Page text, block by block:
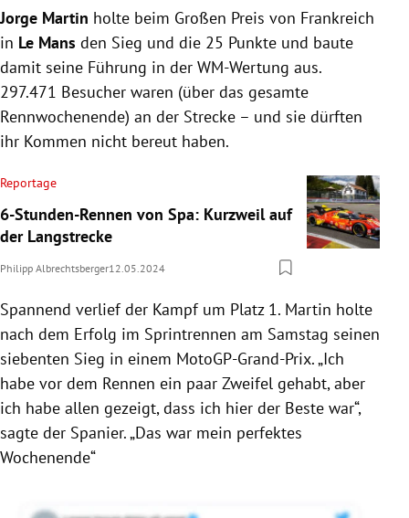
Untermenü
Jorge Martin holte beim Großen Preis von Frankreich
in Le Mans den Sieg und die 25 Punkte und baute
damit seine Führung in der WM-Wertung aus.
297.471 Besucher waren (über das gesamte
Rennwochenende) an der Strecke – und sie dürften
ihr Kommen nicht bereut haben.
Reportage
6-Stunden-Rennen von Spa: Kurzweil auf
der Langstrecke
Philipp Albrechtsberger12.05.2024
Spannend verlief der Kampf um Platz 1. Martin holte
nach dem Erfolg im Sprintrennen am Samstag seinen
siebenten Sieg in einem MotoGP-Grand-Prix. „Ich
habe vor dem Rennen ein paar Zweifel gehabt, aber
ich habe allen gezeigt, dass ich hier der Beste war“,
sagte der Spanier. „Das war mein perfektes
Wochenende“